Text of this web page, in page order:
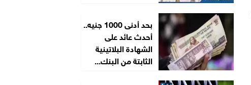
بحد أدنى 1000 جنيه..
أحدث عائد على
الشهادة البلاتينية
الثابتة من البنك...